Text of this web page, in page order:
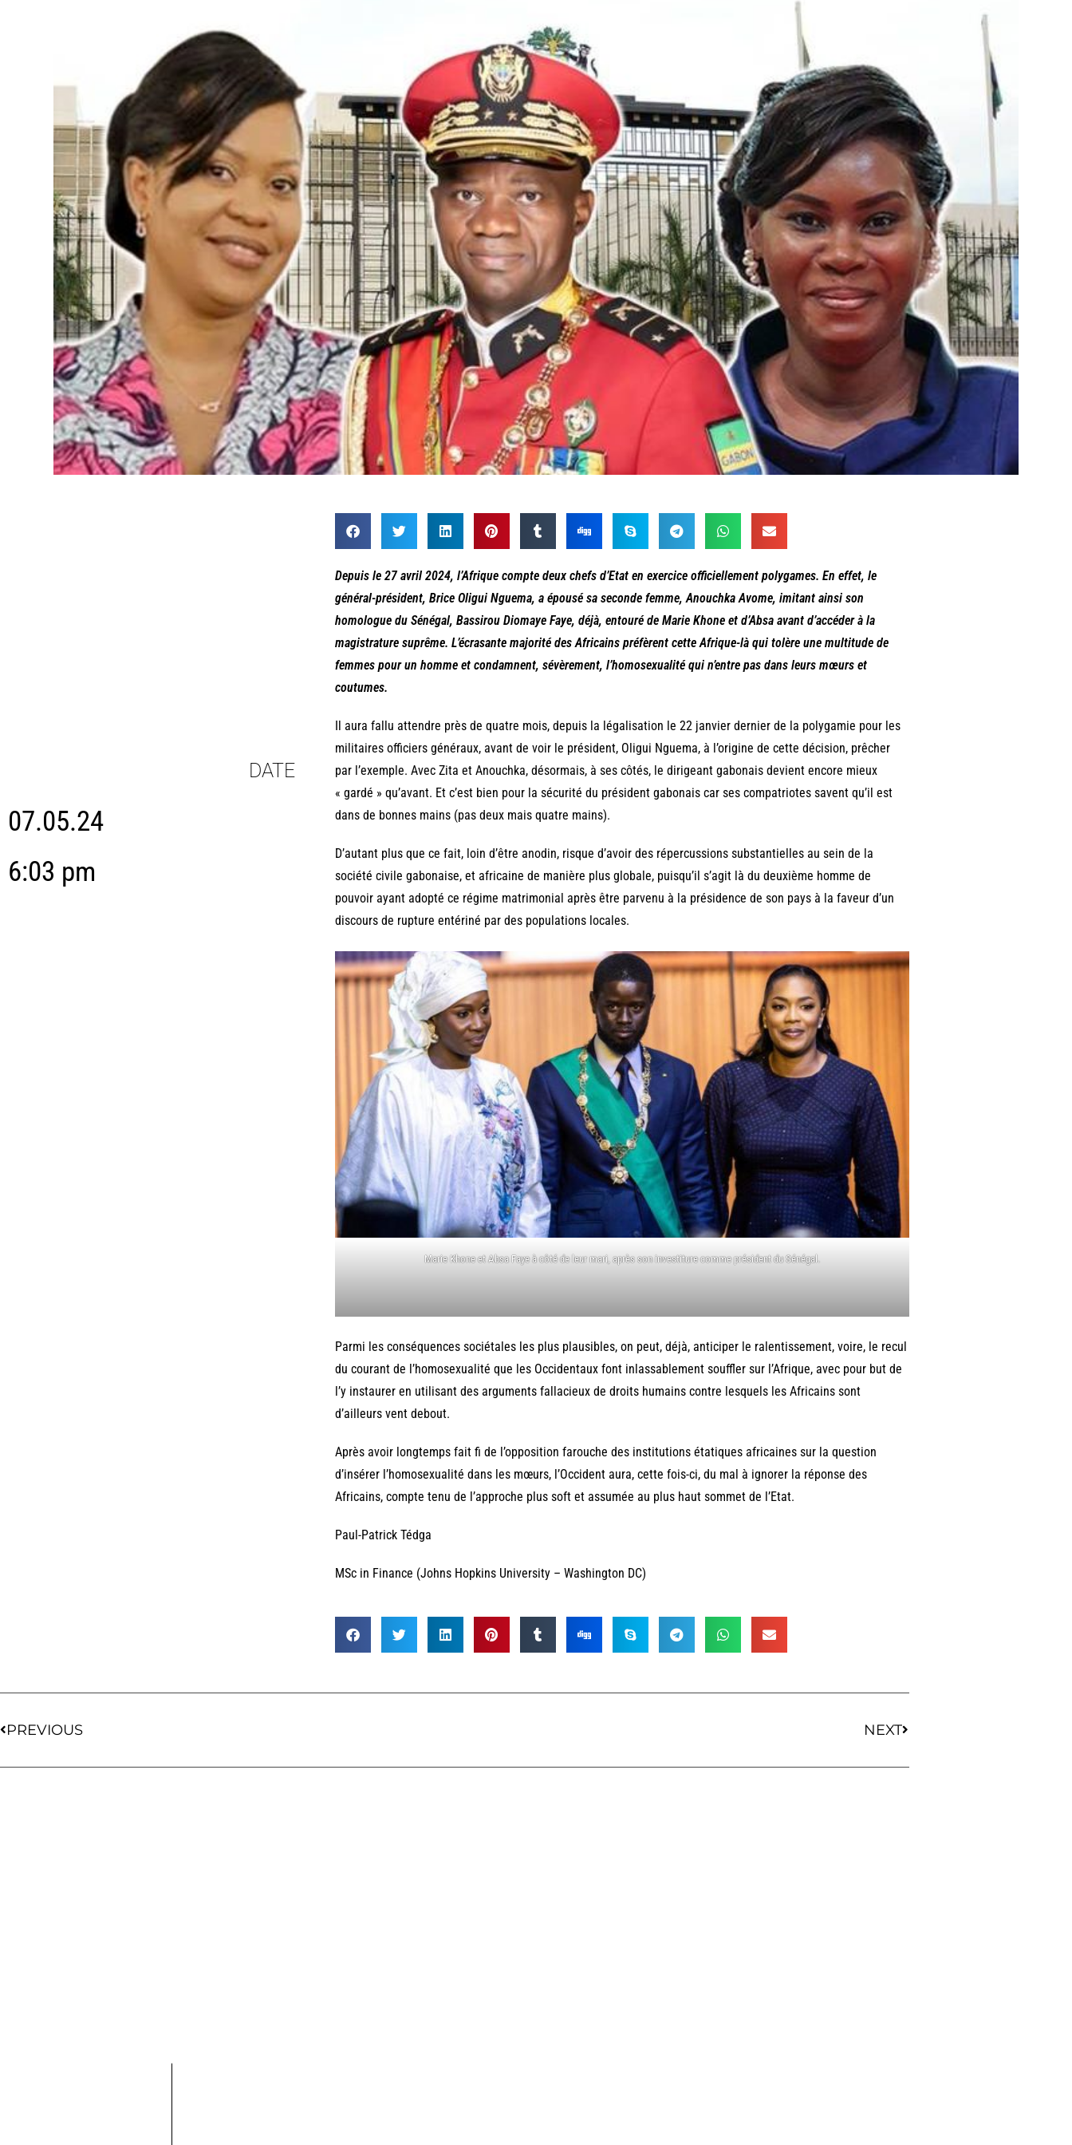
DATE
07.05.24
6:03 pm
Depuis le 27 avril 2024, l’Afrique compte deux chefs d’Etat en exercice officiellement polygames. En effet, le
général-président, Brice Oligui Nguema, a épousé sa seconde femme, Anouchka Avome, imitant ainsi son
homologue du Sénégal, Bassirou Diomaye Faye, déjà, entouré de Marie Khone et d’Absa avant d’accéder à la
magistrature suprême. L’écrasante majorité des Africains préfèrent cette Afrique-là qui tolère une multitude de
femmes pour un homme et condamnent, sévèrement, l’homosexualité qui n’entre pas dans leurs mœurs et
coutumes.
Il aura fallu attendre près de quatre mois, depuis la légalisation le 22 janvier dernier de la polygamie pour les
militaires officiers généraux, avant de voir le président, Oligui Nguema, à l’origine de cette décision, prêcher
par l’exemple. Avec Zita et Anouchka, désormais, à ses côtés, le dirigeant gabonais devient encore mieux
« gardé » qu’avant. Et c’est bien pour la sécurité du président gabonais car ses compatriotes savent qu’il est
dans de bonnes mains (pas deux mais quatre mains).
D’autant plus que ce fait, loin d’être anodin, risque d’avoir des répercussions substantielles au sein de la
société civile gabonaise, et africaine de manière plus globale, puisqu’il s’agit là du deuxième homme de
pouvoir ayant adopté ce régime matrimonial après être parvenu à la présidence de son pays à la faveur d’un
discours de rupture entériné par des populations locales.
Marie Khone et Absa Faye à côté de leur mari, après son investiture comme président du Sénégal.
Parmi les conséquences sociétales les plus plausibles, on peut, déjà, anticiper le ralentissement, voire, le recul
du courant de l’homosexualité que les Occidentaux font inlassablement souffler sur l’Afrique, avec pour but de
l’y instaurer en utilisant des arguments fallacieux de droits humains contre lesquels les Africains sont
d’ailleurs vent debout.
Après avoir longtemps fait fi de l’opposition farouche des institutions étatiques africaines sur la question
d’insérer l’homosexualité dans les mœurs, l’Occident aura, cette fois-ci, du mal à ignorer la réponse des
Africains, compte tenu de l’approche plus soft et assumée au plus haut sommet de l’Etat.
Paul-Patrick Tédga
MSc in Finance (Johns Hopkins University – Washington DC)
PREVIOUS NEXT